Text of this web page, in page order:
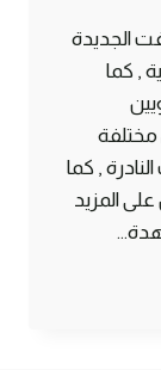
الجديدة
, كما
, كما
المزيد